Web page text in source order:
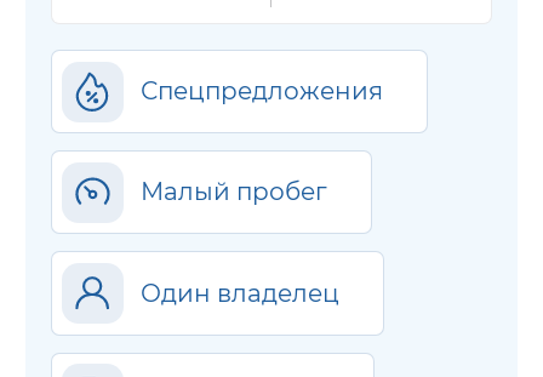
Спецпредложения
Малый пробег
Один владелец